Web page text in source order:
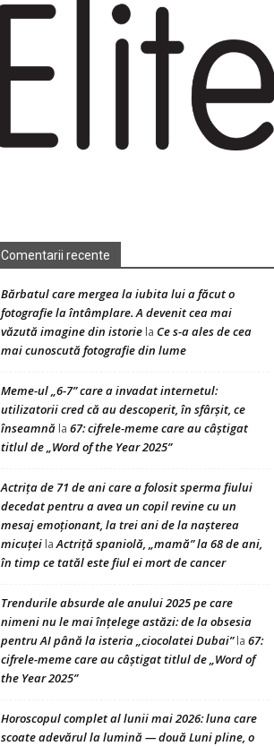
Comentarii recente
Bărbatul care mergea la iubita lui a făcut o
fotografie la întâmplare. A devenit cea mai
văzută imagine din istorie la Ce s-a ales de cea
mai cunoscută fotografie din lume
Meme-ul „6-7” care a invadat internetul:
utilizatorii cred că au descoperit, în sfârșit, ce
înseamnă la 67: cifrele-meme care au câștigat
titlul de „Word of the Year 2025”
Actrița de 71 de ani care a folosit sperma fiului
decedat pentru a avea un copil revine cu un
mesaj emoționant, la trei ani de la nașterea
micuței laActriță spaniolă, „mamă” la 68 de ani,
în timp ce tatăl este fiul ei mort de cancer
Trendurile absurde ale anului 2025 pe care
nimeni nu le mai înțelege astăzi: de la obsesia
pentru AI până la isteria „ciocolatei Dubai”la 67:
cifrele-meme care au câștigat titlul de „Word of
the Year 2025”
Horoscopul complet al lunii mai 2026: luna care
scoate adevărul la lumină — două Luni pline, o